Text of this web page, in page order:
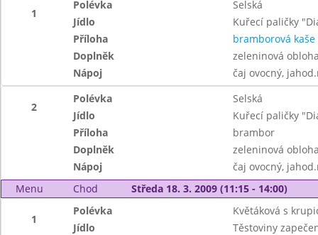
1
Polévka
Selská
Jídlo
Kuřecí paličky
Příloha
bramborová kaše
Doplněk
zeleninová
Nápoj
čaj ovocný,
2
Polévka
Selská
Jídlo
Kuřecí paličky
Příloha
brambor
Doplněk
zeleninová
Nápoj
čaj ovocný,
Menu
Chod Středa 18. 3. 2009 (11:15 - 14:00)
1
Polévka
Květáková s
Jídlo
Těstoviny